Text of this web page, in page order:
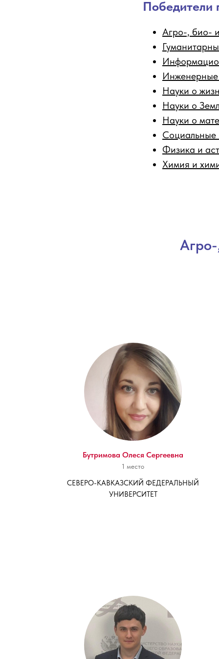
Победители
Агро-, био-
Инженерные
Науки о
Науки о
Науки о
Социальные
Физика и
Химия и
Бутримова Олеся Сергеевна
1 место
СЕВЕРО-КАВКАЗСКИЙ ФЕДЕРАЛЬНЫЙ
УНИВЕРСИТЕТ